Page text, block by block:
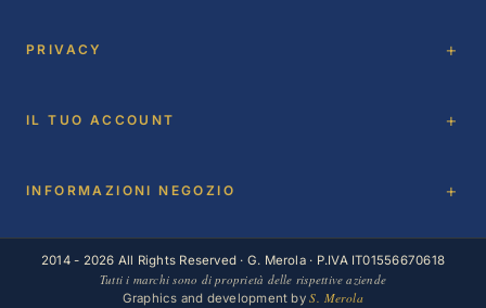
PRIVACY
IL TUO ACCOUNT
INFORMAZIONI NEGOZIO
2014 - 2026 All Rights Reserved · G. Merola · P.IVA IT01556670618
Tutti i marchi sono di proprietà delle rispettive aziende
Graphics and development byS. Merola